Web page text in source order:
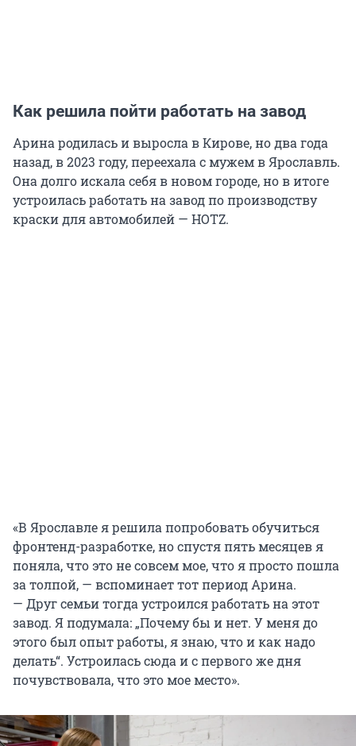
Как решила пойти работать на завод
Арина родилась и выросла в Кирове, но два года
назад, в 2023 году, переехала с мужем в Ярославль.
Она долго искала себя в новом городе, но в итоге
устроилась работать на завод по производству
краски для автомобилей — HOTZ.
«В Ярославле я решила попробовать обучиться
фронтенд-разработке, но спустя пять месяцев я
поняла, что это не совсем мое, что я просто пошла
за толпой, — вспоминает тот период Арина.
— Друг семьи тогда устроился работать на этот
завод. Я подумала: „Почему бы и нет. У меня до
этого был опыт работы, я знаю, что и как надо
делать“. Устроилась сюда и с первого же дня
почувствовала, что это мое место».